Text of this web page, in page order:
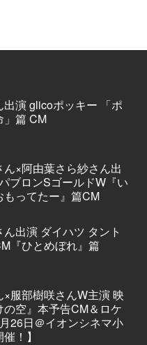
出演 glicoポッキー 「ポ
」篇 CM
×阿由葉さら紗さん出
ブロンSゴールドW『い
もってたー』篇CM
出演 ダイハツ タント
『ひとめぼれ』篇
服部樹咲さんW主演 映
の空』本予告CM＆ロケ
26日＠イオンシネマ小
！】